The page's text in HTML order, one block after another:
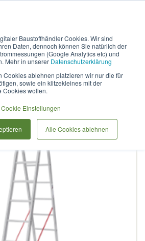
Baustoffhändler Cookies. Wir sind
Daten, dennoch können Sie natürlich der
(Google Analytics etc) und
Mehr in unserer Datenschutzerklärung
Cookies ablehnen platzieren wir nur die für
sowie ein klitzekleines mit der
Cookies wollen.
Cookie Einstellungen
Alle Cookies ablehnen
aus
zweiteilig, NV